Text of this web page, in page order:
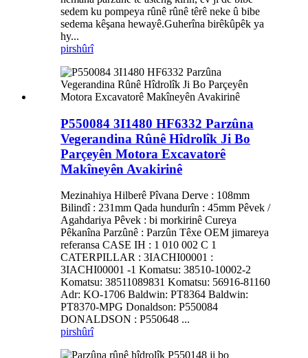
sedem ku pompeya rûnê rûnê têrê neke û bibe
sedema kêşana hewayê.Guherîna birêkûpêk ya
hy...
pirshûrî
P550084 3I1480 HF6332 Parzûna
Vegerandina Rûnê Hîdrolîk Ji Bo
Parçeyên Motora Excavatorê
Makîneyên Avakirinê
Mezinahiya Hilberê Pîvana Derve : 108mm
Bilindî : 231mm Qada hundurîn : 45mm Pêvek /
Agahdariya Pêvek : bi morkirinê Cureya
Pêkanîna Parzûnê : Parzûn Têxe OEM jimareya
referansa CASE IH : 1 010 002 C 1
CATERPILLAR : 3IACHI00001 :
3IACHI00001 -1 Komatsu: 38510-10002-2
Komatsu: 38511089831 Komatsu: 56916-81160
Adr: KO-1706 Baldwin: PT8364 Baldwin:
PT8370-MPG Donaldson: P550084
DONALDSON : P550648 ...
pirshûrî